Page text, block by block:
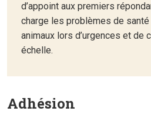
d’appoint aux premiers
charge les problèmes de
animaux lors d’urgences et de
échelle.
Adhésion